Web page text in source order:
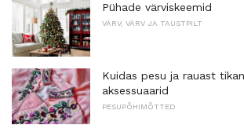
Pühade värviskeemid
VÄRV, VÄRV JA TAUSTPILT
Kuidas pesu ja rauast
aksessuaarid
PESUPÕHIMÕTTED